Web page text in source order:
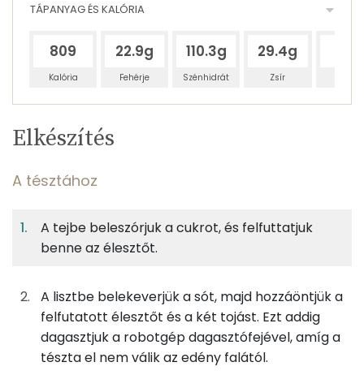
TÁPANYAG ÉS KALÓRIA
809
Kalória
22.9g
Fehérje
110.3g
Szénhidrát
29.4g
Zsír
Egy
adagban
9%
A tésztához
élesztő
13 kcal
2gcukor
7 kcal
113gfinomliszt
410 kcal
TÁPANYAGTARTALOM
9%
44%
TOP ásványi anyagok
Nátrium
Foszfor
Elkészítés
A tésztához
A tejbe beleszórjuk a cukrot, és felfuttatjuk
benne az élesztőt.
A lisztbe belekeverjük a sót, majd hozzáöntjük a
felfutatott élesztőt és a két tojást. Ezt addig
dagasztjuk a robotgép dagasztófejével, amíg a
tészta el nem válik az edény falától.